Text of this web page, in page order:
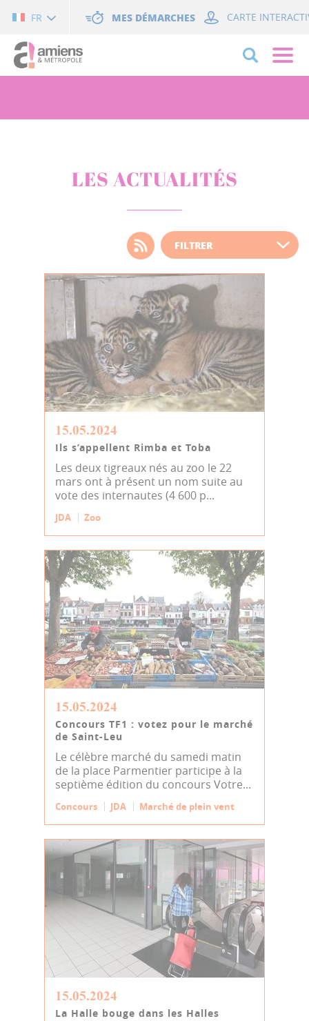
FR MES DÉMARCHES CARTE
LES ACTUALITÉS
Choisissez votre filtre
d'actualité
15.05.2024
Ils s’appellent Rimba et Toba
Les deux tigreaux nés au zoo le 22
mars ont à présent un nom suite au
vote des internautes (4 600 p...
JDA Zoo
15.05.2024
Concours TF1 : votez pour le marché
de Saint-Leu
Le célèbre marché du samedi matin
de la place Parmentier participe à la
septième édition du concours Votre...
Concours JDA Marché de plein vent
15.05.2024
La Halle bouge dans les Halles